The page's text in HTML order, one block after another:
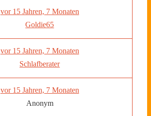
vor 15 Jahren, 7 Monaten
Goldie65
vor 15 Jahren, 7 Monaten
Schlafberater
vor 15 Jahren, 7 Monaten
Anonym